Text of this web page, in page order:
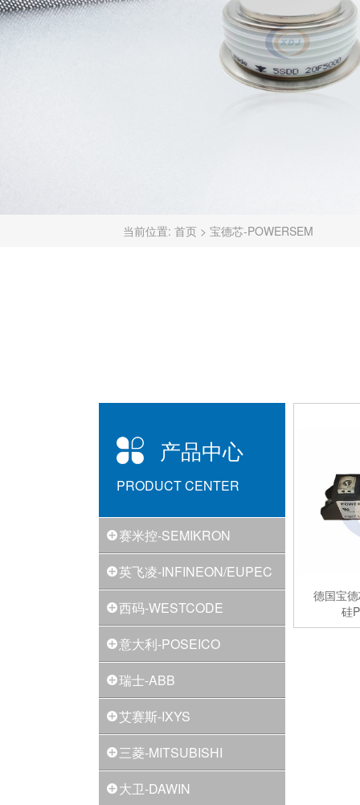
当前位置: 首页 > 宝德芯-POWERSEM
产品中心
PRODUCT CENTER
赛米控-SEMIKRON
英飞凌-INFINEON/EUPEC
西码-WESTCODE
意大利-POSEICO
瑞士-ABB
艾赛斯-IXYS
三菱-MITSUBISHI
大卫-DAWIN
德国宝
硅